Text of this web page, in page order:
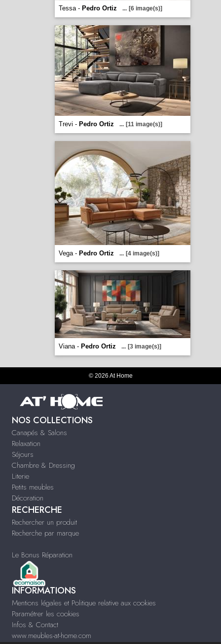
Tessa - Pedro Ortiz ... [6 image(s)]
Trevi - Pedro Ortiz ... [11 image(s)]
Vega - Pedro Ortiz ... [4 image(s)]
Viana - Pedro Ortiz ... [3 image(s)]
© 2026 At Home
NOS COLLECTIONS
Canapés & Salons
Relaxation
Séjours
Chambre & Dressing
Literie
Petits meubles
Décoration
RECHERCHE
Rechercher un produit
Recherche par marque
Le Bonus Réparation
INFORMATIONS
Mentions légales et Politique relative aux cookies
Paramétrer les cookies
Infos & Contact
www.meubles-at-home.com